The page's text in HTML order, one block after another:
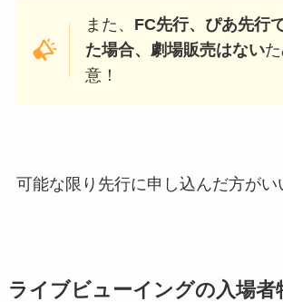
また、 FC先行、ぴあ先行
た場合、劇場販売はない
意！
可能な限り先行に申し込んだ方がい
ライブビューイングの入場者